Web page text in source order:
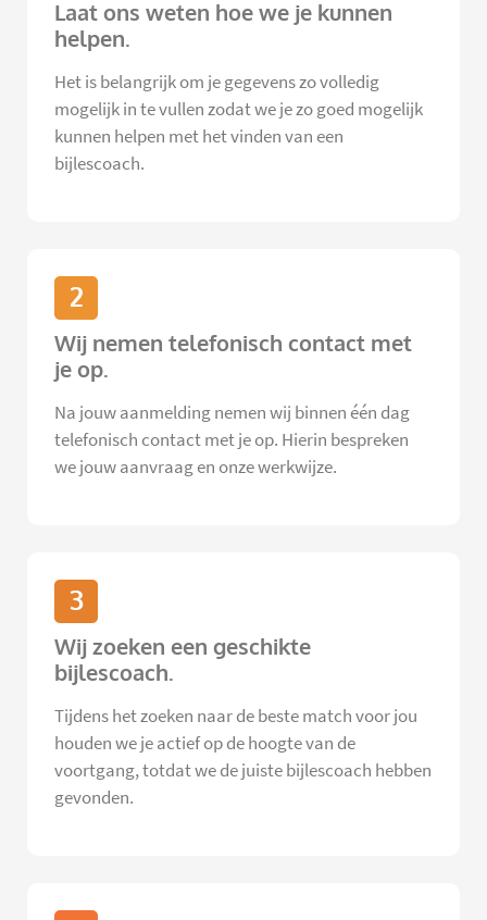
Laat ons weten hoe we je kunnen
helpen.
Het is belangrijk om je gegevens zo volledig
mogelijk in te vullen zodat we je zo goed mogelijk
kunnen helpen met het vinden van een
bijlescoach.
2
Wij nemen telefonisch contact met
je op.
Na jouw aanmelding nemen wij binnen één dag
telefonisch contact met je op. Hierin bespreken
we jouw aanvraag en onze werkwijze.
3
Wij zoeken een geschikte
bijlescoach.
Tijdens het zoeken naar de beste match voor jou
houden we je actief op de hoogte van de
voortgang, totdat we de juiste bijlescoach hebben
gevonden.